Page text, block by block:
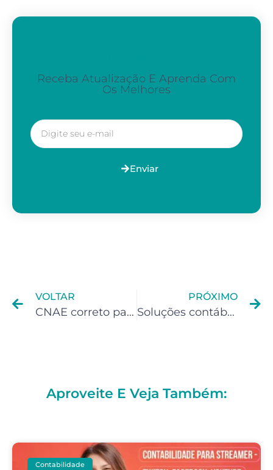
Receba Atualização E Aprenda Com
Os Melhores
Enviar
VOLTAR
CNAE correto para Fisioterapeutas
PRÓXIMO
Soluções contábeis para Youtubers
Aproveite E Veja Também:
Contabilidade